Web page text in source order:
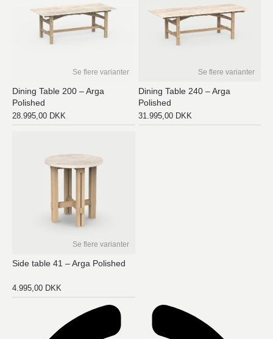
Se flere varianter
Dining Table 200 – Arga
Polished
28.995,00 DKK
Se flere varianter
Dining Table 240 – Arga
Polished
31.995,00 DKK
Se flere varianter
Side table 41 – Arga Polished
4.995,00 DKK